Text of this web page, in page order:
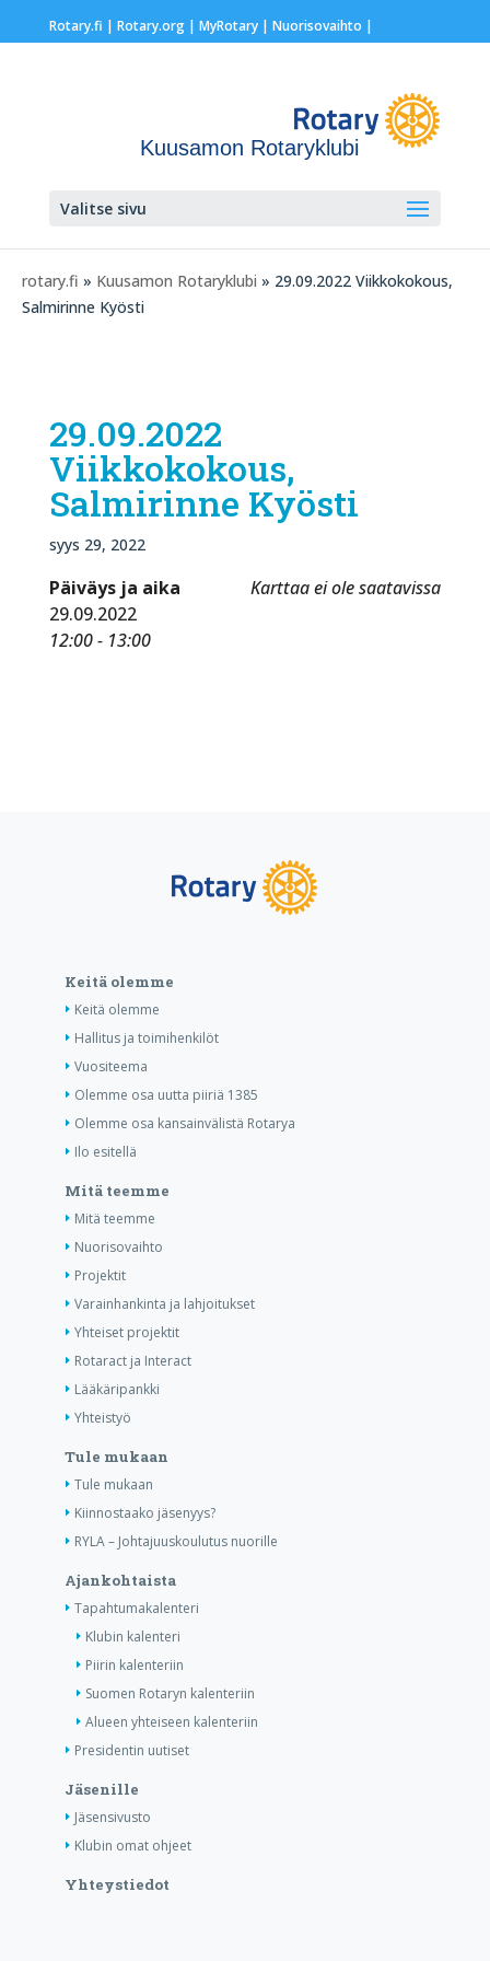
Rotary.fi | Rotary.org| MyRotary | Nuorisovaihto |
Kuusamon Rotaryklubi
Valitse sivu
rotary.fi » Kuusamon Rotaryklubi » 29.09.2022 Viikkokokous,
Salmirinne Kyösti
29.09.2022
Viikkokokous,
Salmirinne Kyösti
syys 29, 2022
Karttaa ei ole saatavissa
Päiväys ja aika
29.09.2022
12:00 - 13:00
Keitä olemme
Keitä olemme
Hallitus ja toimihenkilöt
Vuositeema
Olemme osa uutta piiriä 1385
Olemme osa kansainvälistä Rotarya
Ilo esitellä
Mitä teemme
Mitä teemme
Nuorisovaihto
Projektit
Varainhankinta ja lahjoitukset
Yhteiset projektit
Rotaract ja Interact
Lääkäripankki
Yhteistyö
Tule mukaan
Tule mukaan
Kiinnostaako jäsenyys?
RYLA – Johtajuuskoulutus nuorille
Ajankohtaista
Tapahtumakalenteri
Klubin kalenteri
Piirin kalenteriin
Suomen Rotaryn kalenteriin
Alueen yhteiseen kalenteriin
Presidentin uutiset
Jäsenille
Jäsensivusto
Klubin omat ohjeet
Yhteystiedot